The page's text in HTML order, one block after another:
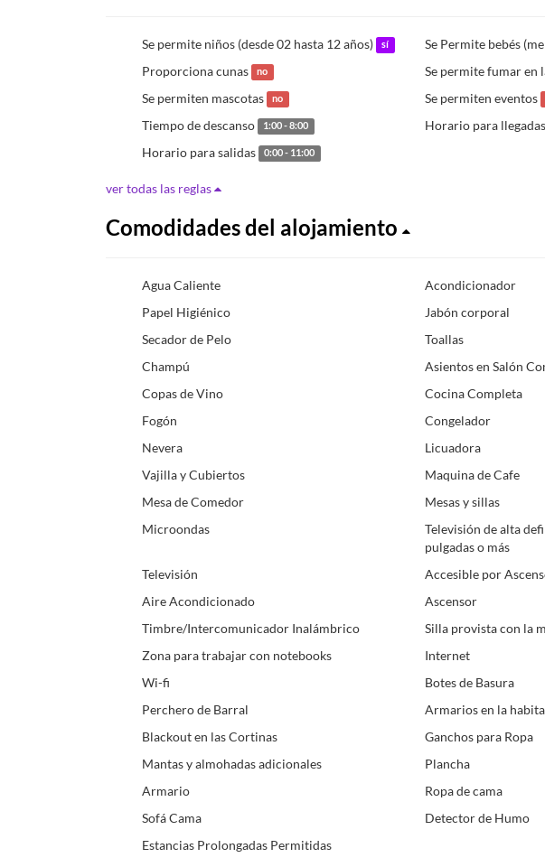
Se permite niños (desde 02 hasta 12 años) sí Se Permite bebés
Proporciona cunas no Se permite fumar en
Se permiten mascotas no Se permiten eventos
Tiempo de descanso 1:00 - 8:00 Horario para llegadas
Horario para salidas 0:00 - 11:00
ver todas las reglas
Comodidades del alojamiento
Agua Caliente
Acondicionador
Papel Higiénico
Jabón corporal
Secador de Pelo
Toallas
Champú
Asientos en Salón
Copas de Vino
Cocina Completa
Fogón
Congelador
Nevera
Licuadora
Vajilla y Cubiertos
Maquina de Cafe
Mesa de Comedor
Mesas y sillas
Microondas
Televisión de alta
pulgadas o más
Televisión
Accesible por
Aire Acondicionado
Ascensor
Timbre/Intercomunicador Inalámbrico
Silla provista con la
Zona para trabajar con notebooks
Internet
Wi-fi
Botes de Basura
Perchero de Barral
Armarios en la
Blackout en las Cortinas
Ganchos para Ropa
Mantas y almohadas adicionales
Plancha
Armario
Ropa de cama
Sofá Cama
Detector de Humo
Estancias Prolongadas Permitidas